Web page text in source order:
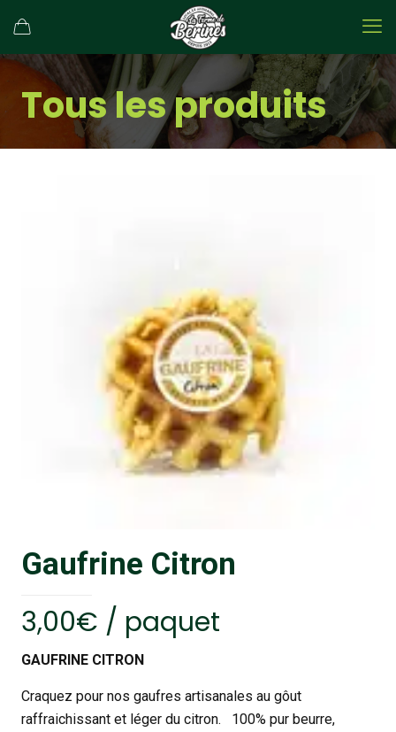
Tous les produits
Gaufrine Citron
3,00€ / paquet
GAUFRINE CITRON
Craquez pour nos gaufres artisanales au gôut
raffraichissant et léger du citron. 100% pur beurre,